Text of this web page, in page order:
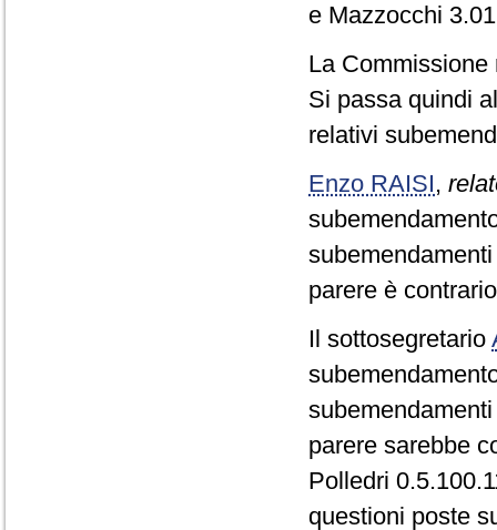
e Mazzocchi
La
Si passa quindi
relativi
Enzo RAISI,
parere è
Il sottosegretario
parere sarebbe
Polledri
questioni poste